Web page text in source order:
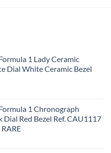
1 Lady Ceramic
Dial White Ceramic Bezel
1 Chronograph
Red Bezel Ref. CAU1117